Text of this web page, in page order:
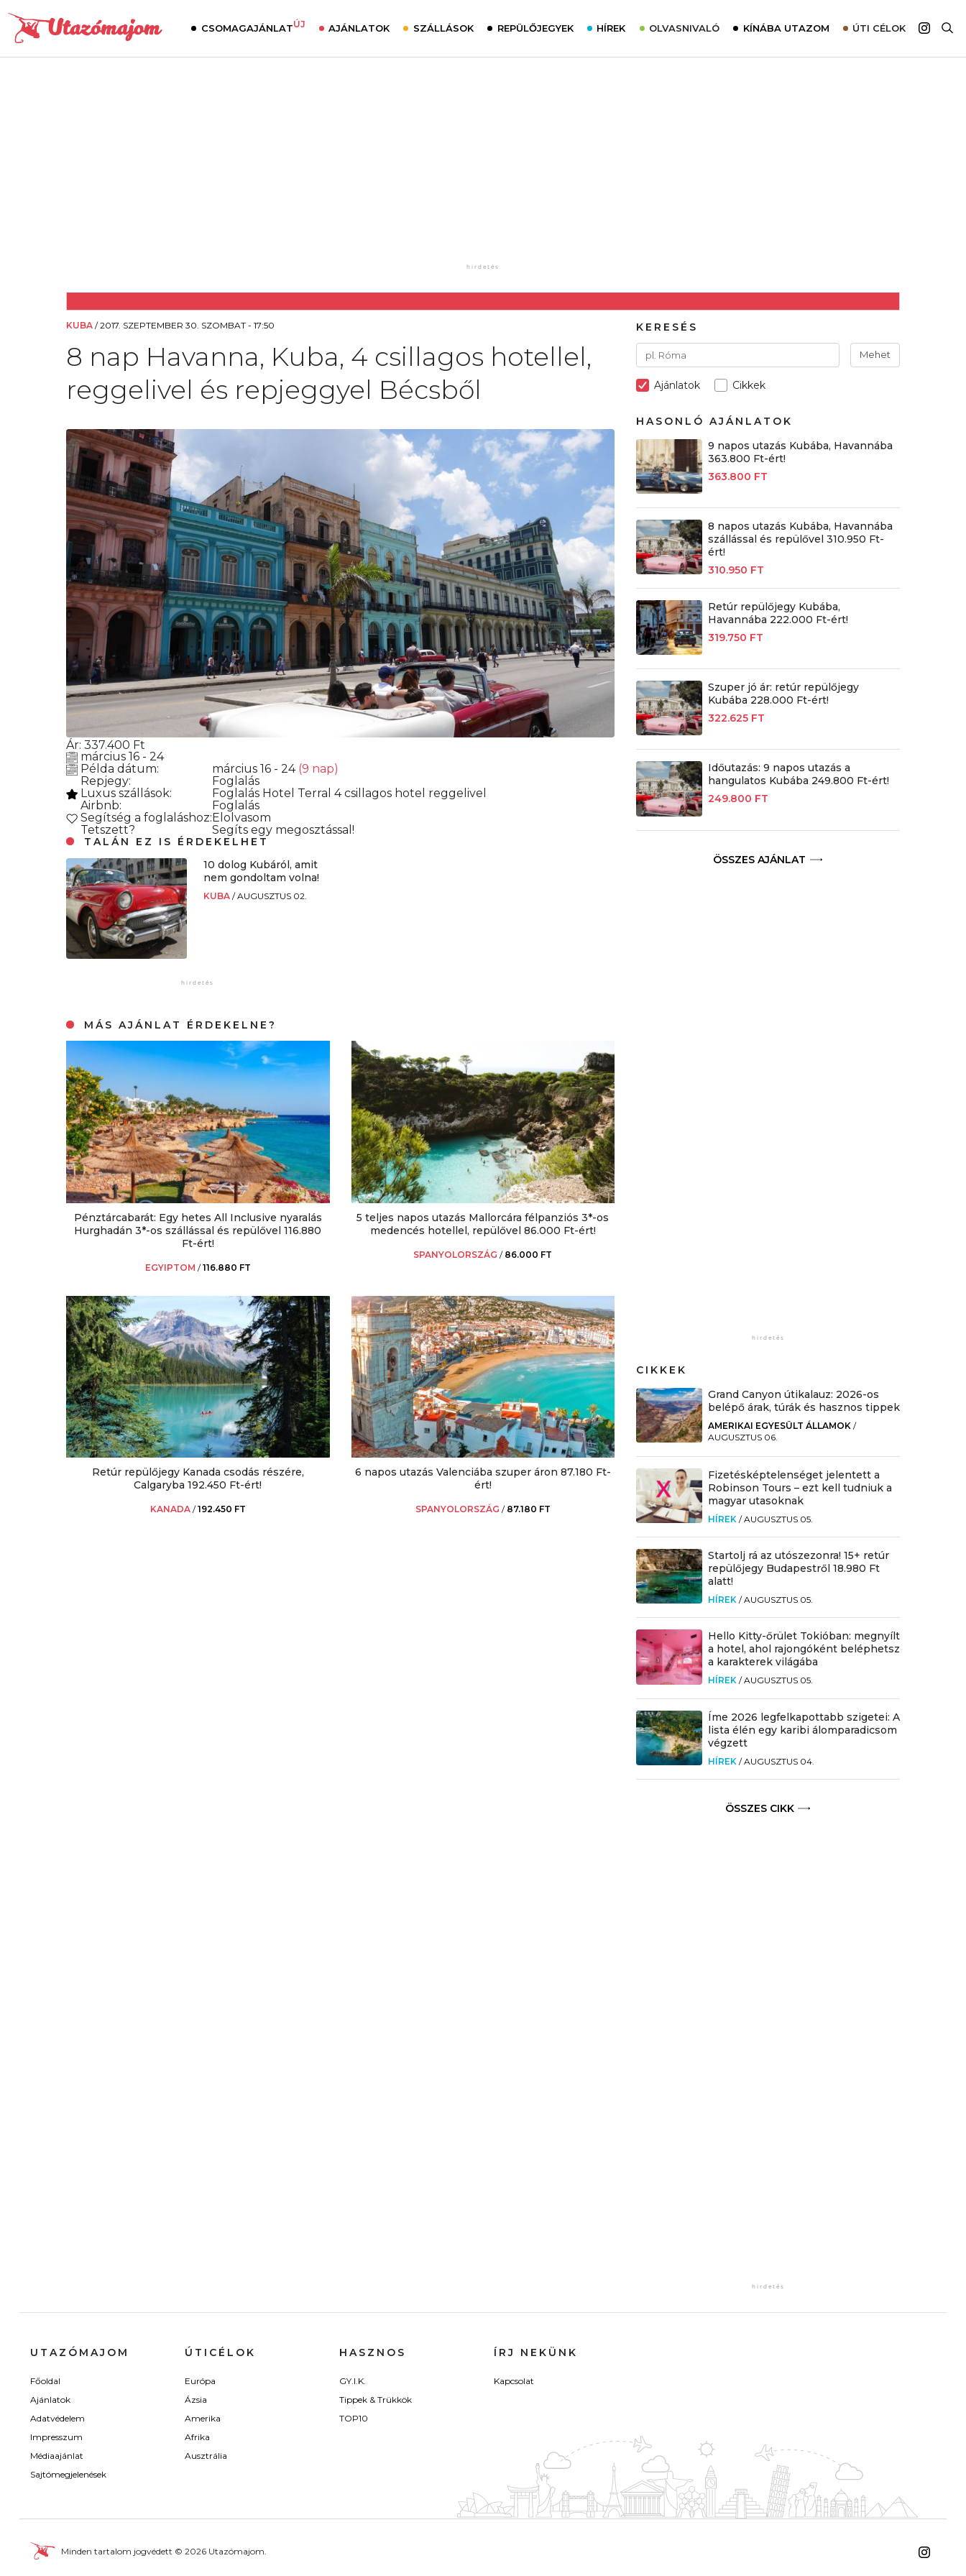
CSOMAGAJÁNLATÚJ AJÁNLATOK SZÁLLÁSOK REPÜLŐJEGYEK HÍREK OLVASNIVALÓ KÍNÁBA UTAZOM ÚTI CÉLOK
KUBA /2017. SZEPTEMBER 30. SZOMBAT - 17:50
8 nap Havanna, Kuba, 4 csillagos hotellel,
reggelivel és repjeggyel Bécsből
Ár: 337.400 Ft
március 16 - 24
Példa dátum:
március 16 - 24 (9 nap)
Repjegy:
Foglalás
Luxus szállások:
Foglalás Hotel Terral 4 csillagos hotel reggelivel
Airbnb:
Foglalás
Segítség a foglaláshoz: Elolvasom
Tetszett?
Segíts egy megosztással!
TALÁN EZ IS ÉRDEKELHET
10 dolog Kubáról, amit
nem gondoltam volna!
KUBA/AUGUSZTUS 02.
MÁS AJÁNLAT ÉRDEKELNE?
Pénztárcabarát: Egy hetes All Inclusive nyaralás
Hurghadán 3*-os szállással és repülővel 116.880
Ft-ért!
EGYIPTOM /116.880 FT
5 teljes napos utazás Mallorcára félpanziós 3*-os
medencés hotellel, repülővel 86.000 Ft-ért!
SPANYOLORSZÁG / 86.000 FT
Retúr repülőjegy Kanada csodás részére,
Calgaryba 192.450 Ft-ért!
KANADA /192.450 FT
6 napos utazás Valenciába szuper áron 87.180 Ft-
ért!
SPANYOLORSZÁG / 87.180 FT
KERESÉS
Mehet
Ajánlatok Cikkek
HASONLÓ AJÁNLATOK
9 napos utazás Kubába, Havannába
363.800 Ft-ért!
363.800 FT
8 napos utazás Kubába, Havannába
szállással és repülővel 310.950 Ft-
ért!
310.950 FT
Retúr repülőjegy Kubába,
Havannába 222.000 Ft-ért!
319.750 FT
Szuper jó ár: retúr repülőjegy
Kubába 228.000 Ft-ért!
322.625 FT
Időutazás: 9 napos utazás a
hangulatos Kubába 249.800 Ft-ért!
249.800 FT
ÖSSZES AJÁNLAT
CIKKEK
Grand Canyon útikalauz: 2026-os
belépő árak, túrák és hasznos tippek
AMERIKAI EGYESÜLT ÁLLAMOK /
AUGUSZTUS 06.
Fizetésképtelenséget jelentett a
Robinson Tours – ezt kell tudniuk a
magyar utasoknak
HÍREK /AUGUSZTUS 05.
Startolj rá az utószezonra! 15+ retúr
repülőjegy Budapestről 18.980 Ft
alatt!
HÍREK /AUGUSZTUS 05.
Hello Kitty-őrület Tokióban: megnyílt
a hotel, ahol rajongóként beléphetsz
a karakterek világába
HÍREK /AUGUSZTUS 05.
Íme 2026 legfelkapottabb szigetei: A
lista élén egy karibi álomparadicsom
végzett
HÍREK /AUGUSZTUS 04.
ÖSSZES CIKK
UTAZÓMAJOM
Főoldal
Ajánlatok
Adatvédelem
Impresszum
Médiaajánlat
Sajtómegjelenések
ÚTICÉLOK
Európa
Ázsia
Amerika
Afrika
Ausztrália
HASZNOS
GY.I.K.
Tippek & Trükkök
TOP10
ÍRJ NEKÜNK
Kapcsolat
Minden tartalom jogvédett © 2026 Utazómajom.